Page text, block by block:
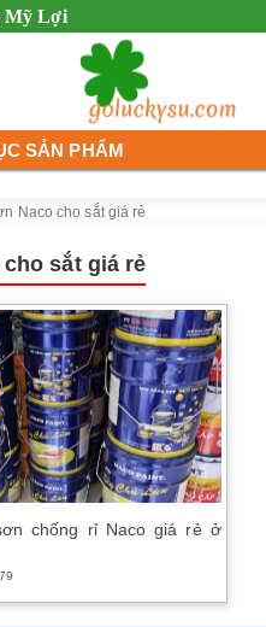
Mỹ Lợi
SẢN PHẨM
Naco cho sắt giá rẻ
sắt giá rẻ
chống rỉ Naco giá rẻ ở